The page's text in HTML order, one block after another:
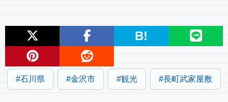
B!
石川県 金沢市 観光 長町武家屋敷